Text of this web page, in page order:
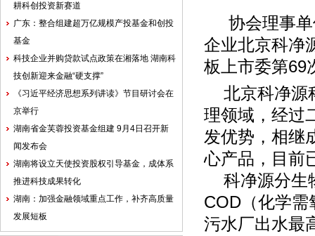
耕科创投资新赛道
广东：整合组建超万亿规模产投基金和创投
基金
科技企业并购贷款试点政策在湘落地 湖南科
技创新迎来金融“硬支撑”
《习近平经济思想系列讲读》节目研讨会在
京举行
湖南省金芙蓉投资基金组建 9月4日召开新
闻发布会
湖南将设立天使投资股权引导基金，成体系
推进科技成果转化
湖南：加强金融领域重点工作，补齐高质量
发展短板
协会理事单
企业北京科净
板上市委第
北京科净源
理领域，经过
发优势，相继
心产品，目前
科净源分生
COD（化学需
污水厂出水最